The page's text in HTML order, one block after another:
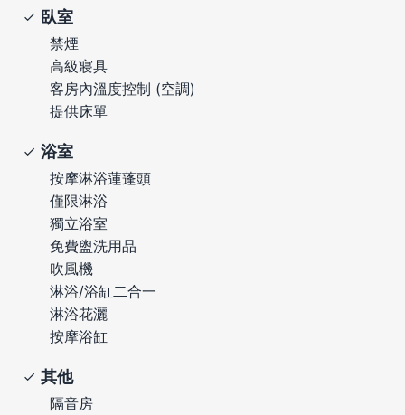
臥室
禁煙
高級寢具
客房內溫度控制 (空調)
提供床單
浴室
按摩淋浴蓮蓬頭
僅限淋浴
獨立浴室
免費盥洗用品
吹風機
淋浴/浴缸二合一
淋浴花灑
按摩浴缸
其他
隔音房